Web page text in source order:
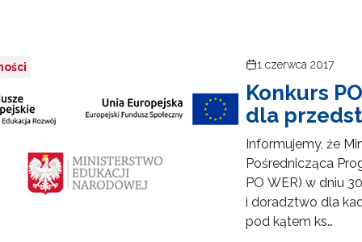
konkursowe"
1 czerwca 2017
Konkurs
dla
Informujemy, że
Pośrednicząca
PO WER) w dniu
i doradztwo dla
pod kątem ks…